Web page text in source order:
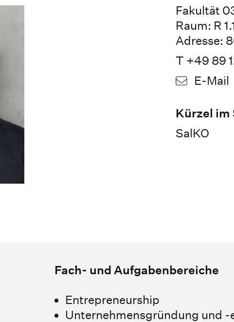
Fakultät
Raum: R
Adresse:
T +49 89
E-Mail
Kürzel im
SalKO
Fach- und Aufgabenbereiche
Entrepreneurship
Unternehmensgründung und